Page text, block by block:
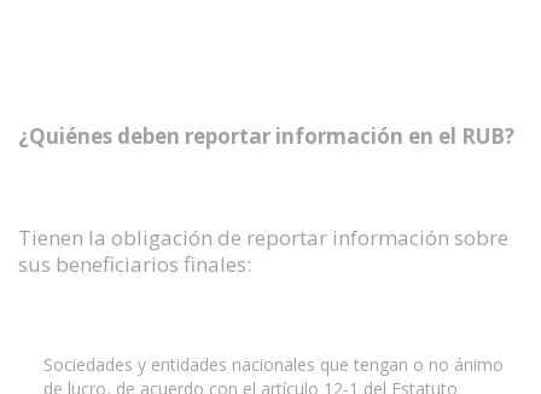
¿Quiénes deben reportar información en el RUB?
Tienen la obligación de reportar información sobre
sus beneficiarios finales:
Sociedades y entidades nacionales que tengan o no ánimo
de lucro, de acuerdo con el artículo 12-1 del Estatuto